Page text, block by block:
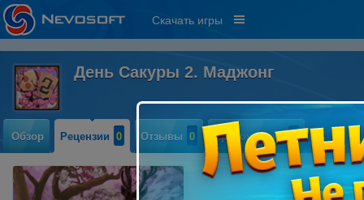
Скачать игры
День Сакуры 2. Маджонг
Обзор Рецензии 0 Отзывы 0 Прохождение 0